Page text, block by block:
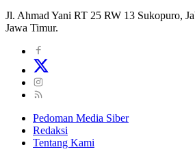
Jl. Ahmad Yani RT 25 RW 13 Sukopuro,
Jawa Timur.
Pedoman Media Siber
Redaksi
Tentang Kami